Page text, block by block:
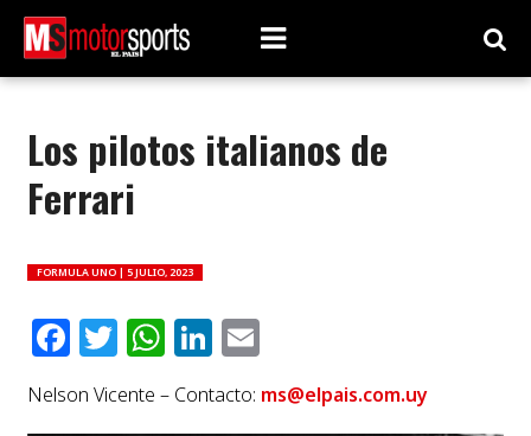
Los pilotos italianos de
Ferrari
FORMULA UNO | 5 JULIO, 2023
Facebook
Twitter
WhatsApp
LinkedIn
Email
Nelson Vicente – Contacto: ms@elpais.com.uy